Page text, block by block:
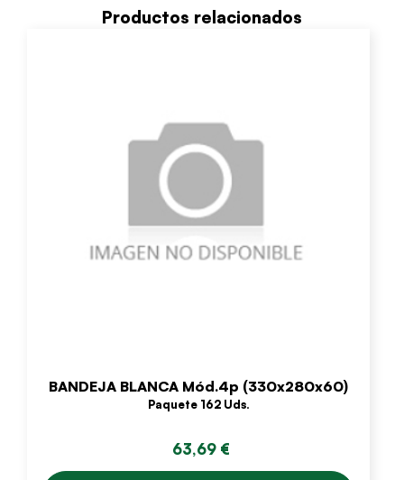
Productos relacionados
BANDEJA BLANCA Mód.4p (330x280x60)
Paquete 162 Uds.
63,69 €